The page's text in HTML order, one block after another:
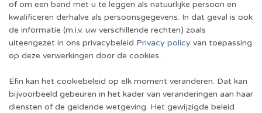
of om een band met u te leggen als natuurlijke persoon en
kwalificeren derhalve als persoonsgegevens. In dat geval is ook
de informatie (m.i.v. uw verschillende rechten) zoals
uiteengezet in ons privacybeleid Privacy policy van toepassing
op deze verwerkingen door de cookies.
Efin kan het cookiebeleid op elk moment veranderen. Dat kan
bijvoorbeeld gebeuren in het kader van veranderingen aan haar
diensten of de geldende wetgeving. Het gewijzigde beleid